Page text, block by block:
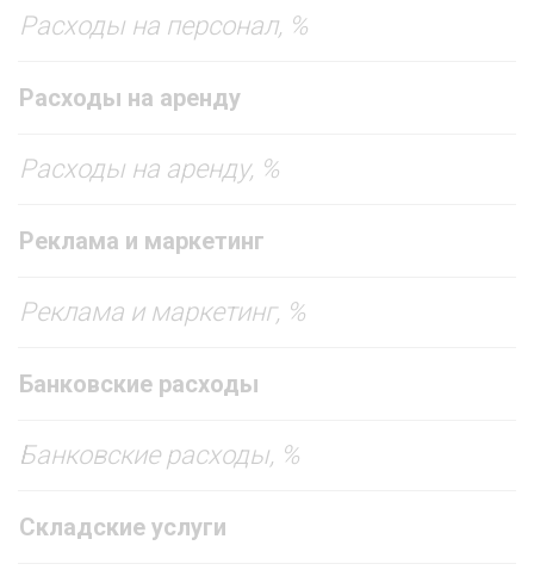
Расходы на персонал, %
Расходы на аренду
Расходы на аренду, %
Реклама и маркетинг
Реклама и маркетинг, %
Банковские расходы
Банковские расходы, %
Складские услуги